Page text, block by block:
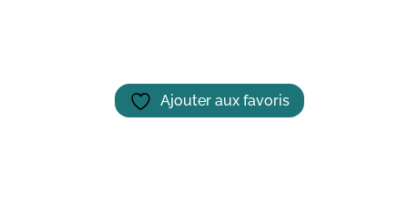
Ajouter aux favoris